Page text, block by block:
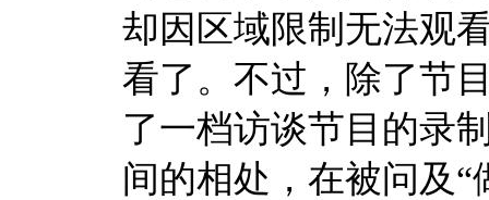
却因区域限制无法观
看了。不过，除了节
了一档访谈节目的录
间的相处，在被问及